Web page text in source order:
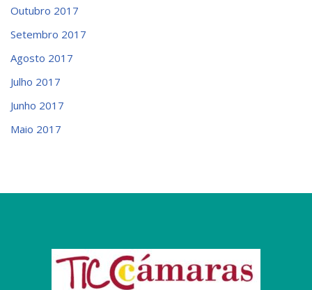
Outubro 2017
Setembro 2017
Agosto 2017
Julho 2017
Junho 2017
Maio 2017